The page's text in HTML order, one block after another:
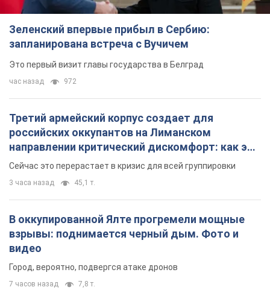
В оккупированной Ялте прогремели мощные
взрывы: поднимается черный дым. Фото и
видео
Город, вероятно, подвергся атаке дронов
7 часов назад